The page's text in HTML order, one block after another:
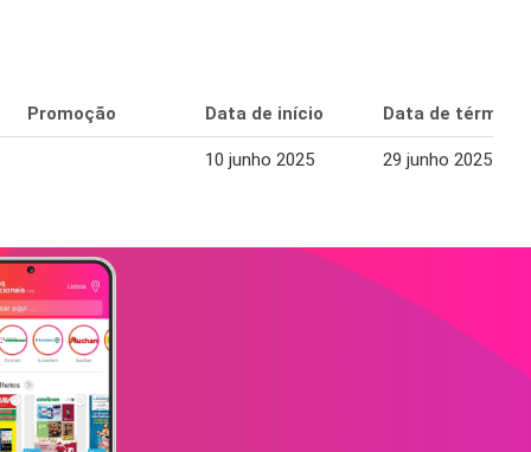
Promoção Data de início Data de término
10 junho 2025 29 junho 2025